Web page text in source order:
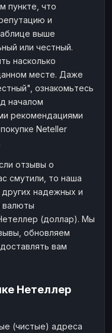
пункте, что
и
выше
или честный.
насколько
месте. Даже
ознакомьтесь
началом
рекомендациями
Neteller
отзывы о
смутили, то наша
надежных и
валюты
(доллар). Мы
обновляем
вам
Нетеллер
(чистые) адреса